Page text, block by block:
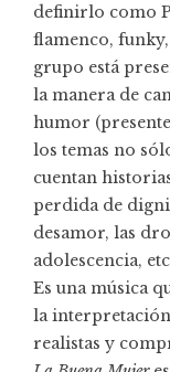
definirlo como
flamenco,
grupo está
la manera de
humor
los temas no
cuentan
perdida de
desamor, las
adolescencia,
Es una música
la interpretación
realistas y